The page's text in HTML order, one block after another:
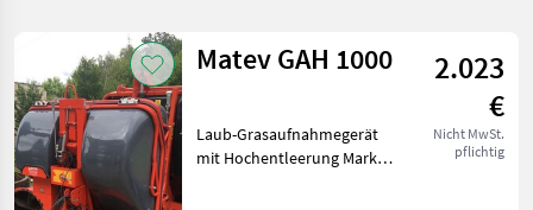
Kategorie 2 Land Filter
AKTUELLER
PFAD
Kommunaltechnik
Zurücksetzen
192
Ergebnisse
Matev GAH 1000
2.023
€
Nicht MwSt.
pflichtig
Laub-Grasaufnahmegerät
mit Hochentleerung Marke: